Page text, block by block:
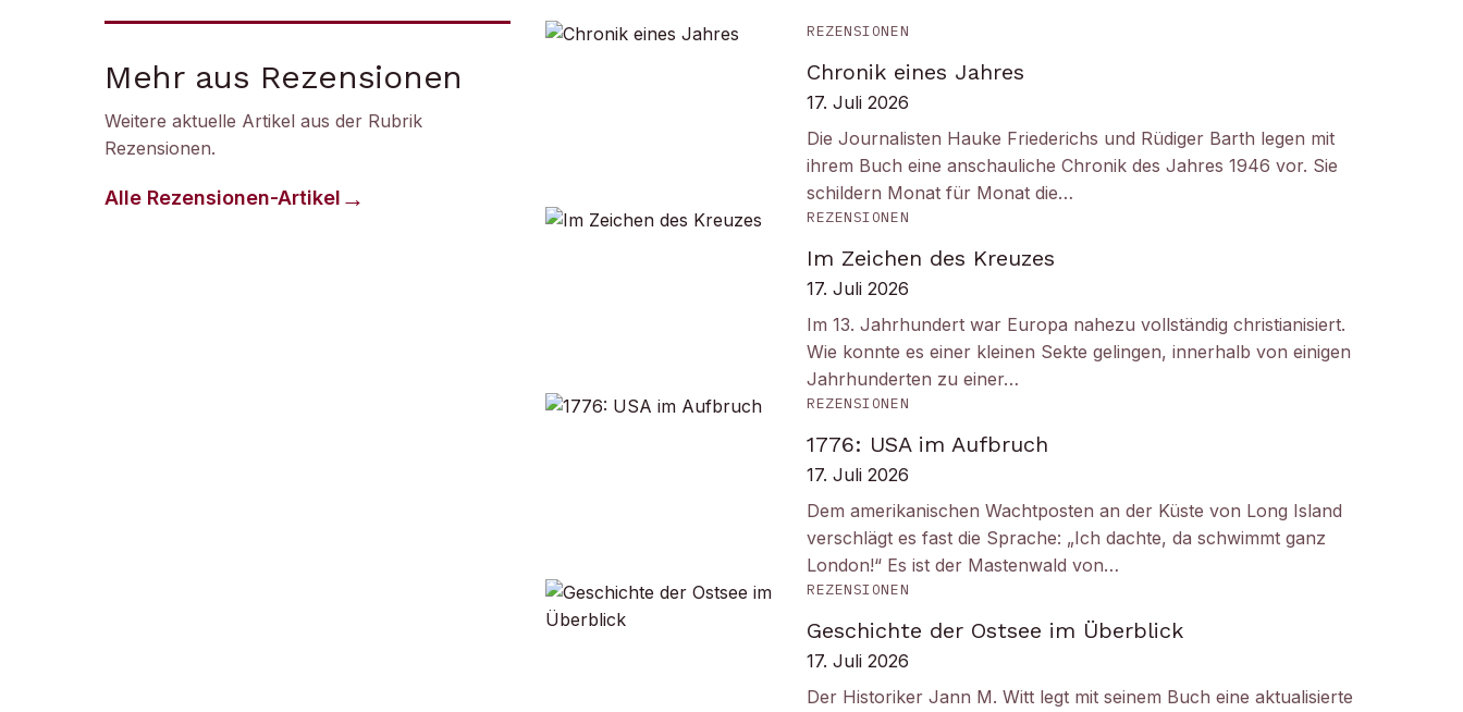
Mehr aus Rezensionen
Weitere aktuelle Artikel aus der Rubrik
Rezensionen.
Alle Rezensionen-Artikel
REZENSIONEN
Chronik eines Jahres
17. Juli 2026
Die Journalisten Hauke Friederichs und Rüdiger Barth legen mit
ihrem Buch eine anschauliche Chronik des Jahres 1946 vor. Sie
schildern Monat für Monat die…
REZENSIONEN
Im Zeichen des Kreuzes
17. Juli 2026
Im 13. Jahrhundert war Europa nahezu vollständig christianisiert.
Wie konnte es einer kleinen Sekte gelingen, innerhalb von einigen
Jahrhunderten zu einer…
REZENSIONEN
1776: USA im Aufbruch
17. Juli 2026
Dem amerikanischen Wachtposten an der Küste von Long Island
verschlägt es fast die Sprache: „Ich dachte, da schwimmt ganz
London!“ Es ist der Mastenwald von…
REZENSIONEN
Geschichte der Ostsee im Überblick
17. Juli 2026
Der Historiker Jann M. Witt legt mit seinem Buch eine aktualisierte